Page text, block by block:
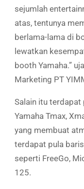
sejumlah
atas, tentunya
berlama-lama di
lewatkan
booth Yamaha.”
Marketing PT
Salain itu terdapat
Yamaha Tmax,
yang membuat
terdapat pula
seperti FreeGo,
125.